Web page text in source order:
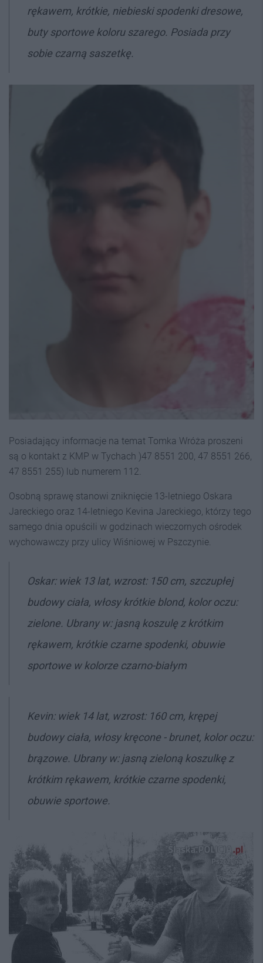
rękawem, krótkie, niebieski spodenki dresowe,
buty sportowe koloru szarego. Posiada przy
sobie czarną saszetkę.
Posiadający informacje na temat Tomka Wróża proszeni
są o kontakt z KMP w Tychach )47 8551 200, 47 8551 266,
47 8551 255) lub numerem 112.
Osobną sprawę stanowi zniknięcie 13-letniego Oskara
Jareckiego oraz 14-letniego Kevina Jareckiego, którzy tego
samego dnia opuścili w godzinach wieczornych ośrodek
wychowawczy przy ulicy Wiśniowej w Pszczynie.
Oskar: wiek 13 lat, wzrost: 150 cm, szczupłej
budowy ciała, włosy krótkie blond, kolor oczu:
zielone. Ubrany w: jasną koszulę z krótkim
rękawem, krótkie czarne spodenki, obuwie
sportowe w kolorze czarno-białym
Kevin: wiek 14 lat, wzrost: 160 cm, krępej
budowy ciała, włosy kręcone - brunet, kolor oczu:
brązowe. Ubrany w: jasną zieloną koszulkę z
krótkim rękawem, krótkie czarne spodenki,
obuwie sportowe.